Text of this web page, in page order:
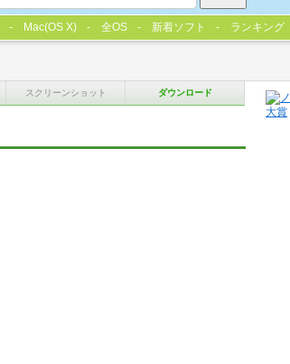
スクリーンショット ダウンロード
Mac(OS X) 全OS 新着ソフト ランキング